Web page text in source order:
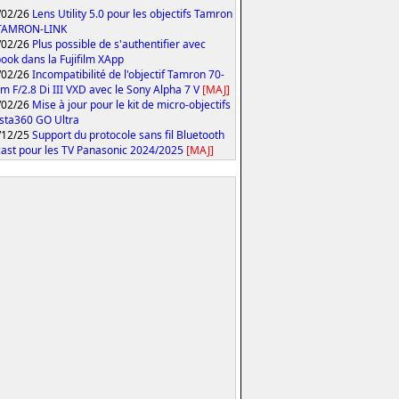
26 Lens Utility 5.0 pour les objectifs Tamron
LINK
26 Plus possible de s'authentifier avec
dans la Fujifilm XApp
26Incompatibilité de l'objectif Tamron 70-
F/2.8 Di III VXD avec le Sony Alpha 7 V [MAJ]
26 Mise à jour pour le kit de micro-objectifs
GO Ultra
25Support du protocole sans fil Bluetooth
pour les TV Panasonic 2024/2025 [MAJ]